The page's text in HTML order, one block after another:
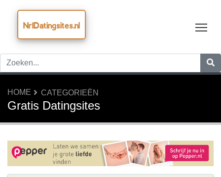
Nr1Datingsites.nl
HOME CATEGORIEËN
Gratis Datingsites